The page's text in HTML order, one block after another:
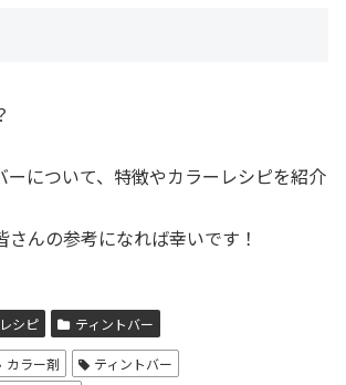
ーについて、特徴やカラーレシピを紹介
さんの参考になれば幸いです！
シピ ティントバー
カラー剤 ティントバー